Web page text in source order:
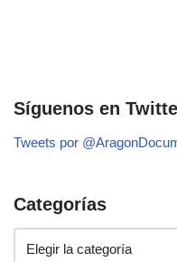
Síguenos en
Tweets por
Categorías